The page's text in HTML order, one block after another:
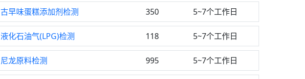
古早味蛋糕添加剂检测 350 5~7个工作日
液化石油气(LPG)检测 118 5~7个工作日
尼龙原料检测 995 5~7个工作日